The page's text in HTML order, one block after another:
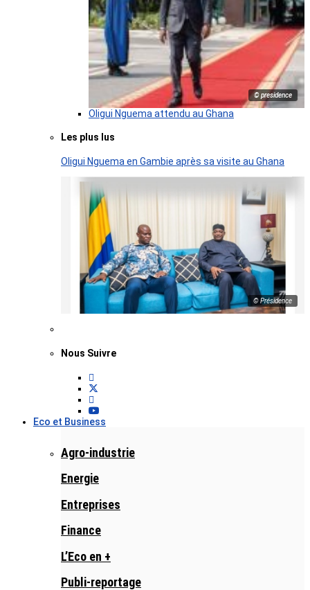
© presidence
Oligui Nguema attendu au Ghana
Les plus lus
Oligui Nguema en Gambie après sa visite au Ghana
© Présidence
Nous Suivre
Eco et Business
Agro-industrie
Energie
Entreprises
Finance
L’Eco en +
Publi-reportage